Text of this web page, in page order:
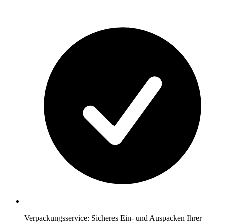
Verpackungsservice: Sicheres Ein- und Auspacken Ihrer